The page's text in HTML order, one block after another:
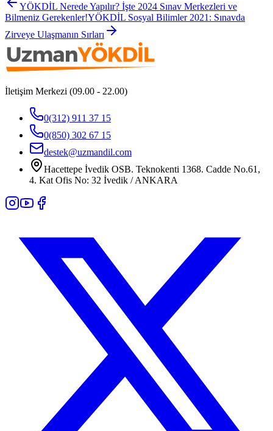
YÖKDİL Nerede Yapılır? İşte 2024 Sınav Merkezleri ve
Bilmeniz Gerekenler!YÖKDİL Sosyal Bilimler 2021: Sınavda
Zirveye Ulaşmanın Sırları
İletişim Merkezi (09.00 - 22.00)
0(312) 911 37 15
0(850) 302 67 15
destek@uzmandil.com
Hacettepe İvedik OSB. Teknokenti 1368. Cadde No.61,
4. Kat Ofis No: 32 İvedik / ANKARA